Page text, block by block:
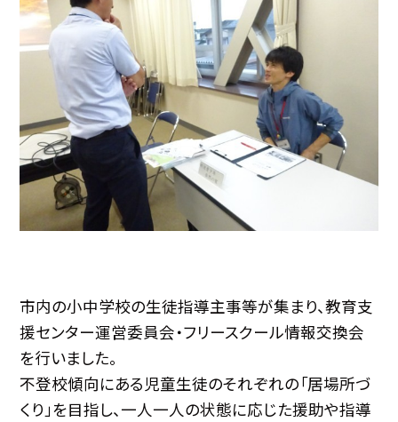
市内の小中学校の生徒指導主事等が集まり、教育支
援センター運営委員会・フリースクール情報交換会
を行いました。
不登校傾向にある児童生徒のそれぞれの「居場所づ
くり」を目指し、一人一人の状態に応じた援助や指導